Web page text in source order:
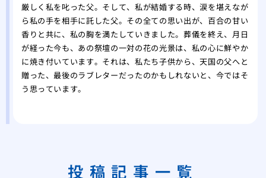
厳しく私を叱った父。そして、私が結婚する時、涙を堪えなが
ら私の手を相手に託した父。その全ての思い出が、百合の甘い
香りと共に、私の胸を満たしていきました。葬儀を終え、月日
が経った今も、あの祭壇の一対の花の光景は、私の心に鮮やか
に焼き付いています。それは、私たち子供から、天国の父へと
贈った、最後のラブレターだったのかもしれないと、今ではそ
う思っています。
投稿記事一覧